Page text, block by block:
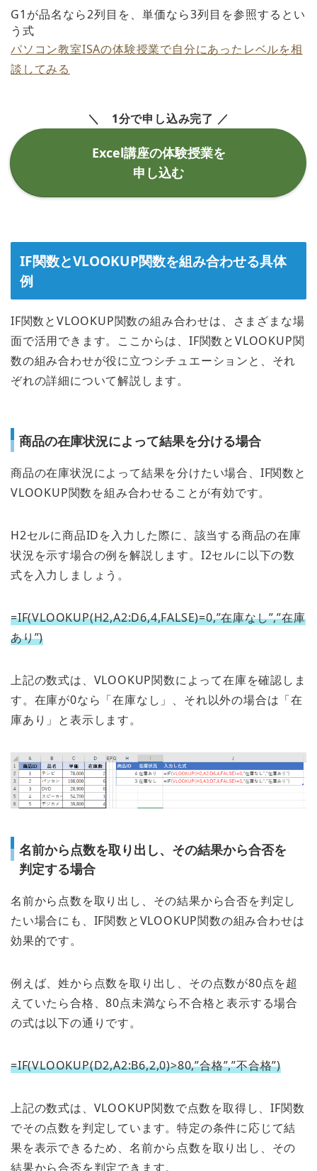
G1が品名なら2列目を、単価なら3列目を参照するとい
う式
パソコン教室ISAの体験授業で自分にあったレベルを相
談してみる
＼ 1分で申し込み完了 ／
Excel講座の体験授業を
申し込む
IF関数とVLOOKUP関数を組み合わせる具体
例
IF関数とVLOOKUP関数の組み合わせは、さまざまな場
面で活用できます。ここからは、IF関数とVLOOKUP関
数の組み合わせが役に立つシチュエーションと、それ
ぞれの詳細について解説します。
商品の在庫状況によって結果を分ける場合
商品の在庫状況によって結果を分けたい場合、IF関数と
VLOOKUP関数を組み合わせることが有効です。
H2セルに商品IDを入力した際に、該当する商品の在庫
状況を示す場合の例を解説します。I2セルに以下の数
式を入力しましょう。
=IF(VLOOKUP(H2,A2:D6,4,FALSE)=0,”在庫なし”,”在庫
あり”)
上記の数式は、VLOOKUP関数によって在庫を確認しま
す。在庫が0なら「在庫なし」、それ以外の場合は「在
庫あり」と表示します。
名前から点数を取り出し、その結果から合否を
判定する場合
名前から点数を取り出し、その結果から合否を判定し
たい場合にも、IF関数とVLOOKUP関数の組み合わせは
効果的です。
例えば、姓から点数を取り出し、その点数が80点を超
えていたら合格、80点未満なら不合格と表示する場合
の式は以下の通りです。
=IF(VLOOKUP(D2,A2:B6,2,0)>80,”合格”,”不合格”)
上記の数式は、VLOOKUP関数で点数を取得し、IF関数
でその点数を判定しています。特定の条件に応じて結
果を表示できるため、名前から点数を取り出し、その
結果から合否を判定できます。